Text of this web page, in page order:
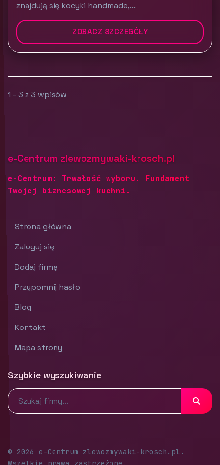
znajdują się kocyki handmade,...
ZOBACZ SZCZEGÓŁY
1 - 3 z 3 wpisów
e-Centrum zlewozmywaki-krosch.pl
e-Centrum: Trwałość wyboru. Fundament
Twojej biznesowej kuchni.
Strona główna
Zaloguj się
Dodaj firmę
Przypomnij hasło
Blog
Kontakt
Mapa strony
Szybkie wyszukiwanie
© 2026 e-Centrum zlewozmywaki-krosch.pl.
Wszelkie prawa zastrzeżone.